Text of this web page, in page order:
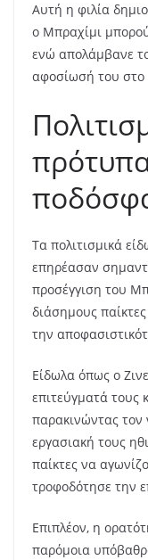
Αυτή η φιλία
ο Μπραχίμι
ενώ απολάμβανε
αφοσίωσή του στο
Τα πολιτισμικά
επηρέασαν
προσέγγιση του
διάσημους
την
Είδωλα όπως ο
επιτεύγματά τους
παρακινώντας τον
εργασιακή τους
παίκτες να
τροφοδότησε την
Επιπλέον, η
παρόμοια